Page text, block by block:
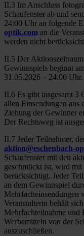
II.3 Im Anschluss
Schaufenster ab und
24:00 Uhr an folgende
optik.com an die
werden nicht
II.5 Der
Gewinnspiels beginnt
31.05.2026 – 24:00 Uhr.
II.6 Es gibt insgesamt 3
allen Einsendungen
Ziehung der Gewinner
Der Rechtsweg ist
II.7 Jeder Teilnehmer,
aktion@eschenbach-
Schaufenster mit den
geschmückt ist, wird
berücksichtigt. Jeder
an dem Gewinnspiel
Mehrfacheinsendungen
Veranstalterin behält
Mehrfachteilnahme und
Werbemitteln von der
auszuschließen.